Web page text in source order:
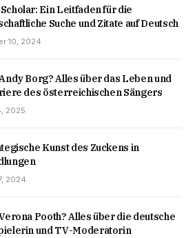
Ein Leitfaden für die
Suche und Zitate auf Deutsch
10, 2024
Borg? Alles über das Leben und
des österreichischen Sängers
2025
Kunst des Zuckens in
2024
Pooth? Alles über die deutsche
und TV-Moderatorin